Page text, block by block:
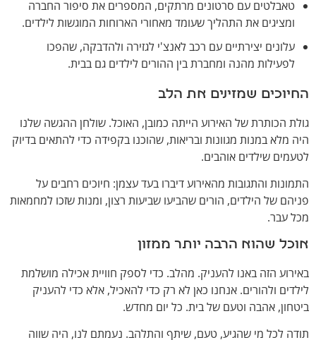
טאבלטים עם סרטונים מרתקים, המספרים את סיפור החברה
ומציגים את התהליך שעומד מאחורי הארוחות המוגשות לילדים.
עלונים יצירתיים עם רכב לאנצ'י לגזירה ולהדבקה, שהפכו
לפעילות מהנה ומחברת בין ההורים לילדים גם בבית.
החיוכים שמזינים את הלב
גולת הכותרת של האירוע הייתה כמובן, האוכל. שולחן ההגשה שלנו
היה מלא במנות מגוונות ובריאות, שהוכנו בקפידה כדי להתאים בדיוק
לטעמים שילדים אוהבים.
התמונות והתגובות מהאירוע דיברו בעד עצמן: חיוכים רחבים על
פניהם של הילדים, הורים שהביעו שביעות רצון, ומנות שזכו למחמאות
מכל עבר.
אוכל שהוא הרבה יותר ממזון
באירוע הזה באנו להעניק. מהלב. כדי לספק חוויית אכילה מושלמת
לילדים ולהורים. אנחנו כאן לא רק כדי להאכיל, אלא כדי להעניק
ביטחון, אהבה וטעם של בית. כל יום מחדש.
תודה לכל מי שהגיע, טעם, שיתף והתלהב. נעמתם לנו, היה שווה